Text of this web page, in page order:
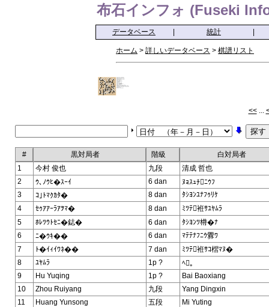
布石インフォ (Fuseki
データベース 統計
ホーム > 詳しいデータベース > 棋譜リスト
<<...
# 黒対局者 階級
白対局者
1
今村 俊也 九段
清成 哲也
2
ｳ､ﾉｳﾋ�ｽｰｲ 6 dan
ﾇｮｽｭﾁﾆｳﾌ
3
ｺ｣ﾄﾏｸｶﾀ� 8 dan
ﾀｼﾖﾝﾕﾅﾌｩﾘｹ
4
ｾｩｱｱｰﾗｱｦﾏ� 8 dan
ﾐﾂﾃ袵ｻﾕﾔﾑﾗ
5
ﾎﾚﾂｳﾄｾﾆ�鋕� 6 dan
ﾀｼﾖﾝﾂ﨓�ﾅ
6
ﾆ�ｳｷ�� 6 dan
ﾏﾃﾃﾅﾌﾆｳ釁ﾜ
7
ﾄ�ｲｨｲﾜﾈ�� 7 dan
ﾐﾂﾃ袵ｻｺ槢ﾏﾇ�
8
ﾕﾔﾑﾗ 1p ?
ﾍ｡
9
Hu Yuqing 1p ?
Bai Baoxiang
10
Zhou Ruiyang 九段
Yang Dingxin
11
Huang Yunsong 五段
Mi Yuting